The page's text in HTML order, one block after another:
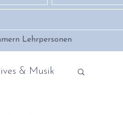
Lehrpersonen
& Musik